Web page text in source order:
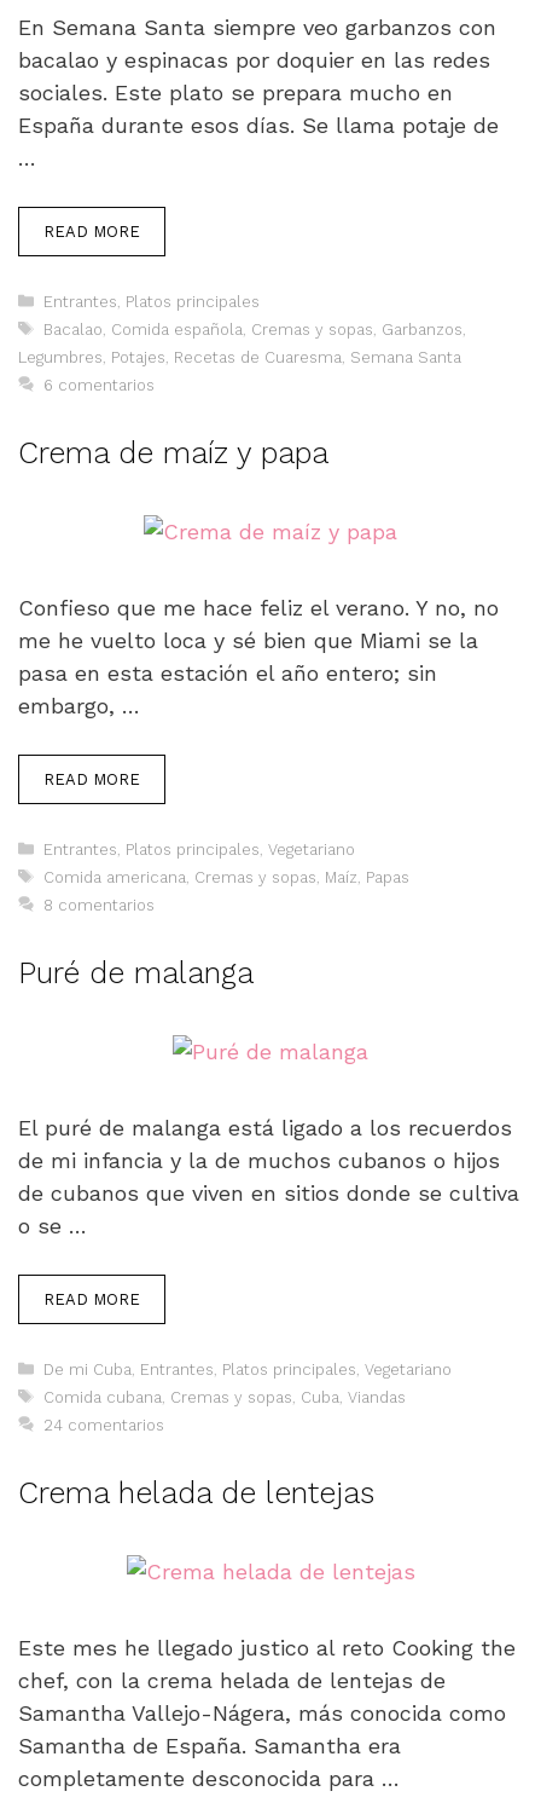
En Semana Santa siempre veo garbanzos con
bacalao y espinacas por doquier en las redes
sociales. Este plato se prepara mucho en
España durante esos días. Se llama potaje de
…
READ MORE
Categorías
Entrantes Platos principales
Etiquetas
Bacalao Comida española Cremas y sopas Garbanzos
Legumbres Potajes Recetas de Cuaresma Semana Santa
6 comentarios
Crema de maíz y papa
Confieso que me hace feliz el verano. Y no, no
me he vuelto loca y sé bien que Miami se la
pasa en esta estación el año entero; sin
embargo, …
READ MORE
Categorías
Entrantes Platos principales Vegetariano
Etiquetas
Comida americana Cremas y sopas Maíz Papas
8 comentarios
Puré de malanga
El puré de malanga está ligado a los recuerdos
de mi infancia y la de muchos cubanos o hijos
de cubanos que viven en sitios donde se cultiva
o se …
READ MORE
Categorías
De mi Cuba Entrantes Platos principales Vegetariano
Etiquetas
Comida cubana Cremas y sopas Cuba Viandas
24 comentarios
Crema helada de lentejas
Este mes he llegado justico al reto Cooking the
chef, con la crema helada de lentejas de
Samantha Vallejo-Nágera, más conocida como
Samantha de España. Samantha era
completamente desconocida para …